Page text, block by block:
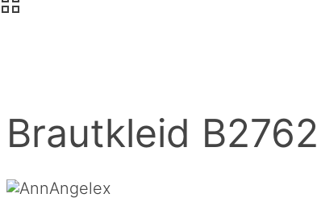
Brautkleid B2762